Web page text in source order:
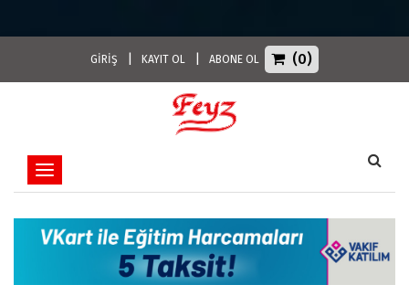
GİRİŞ KAYIT OL ABONE OL (0)
Toggle navigation